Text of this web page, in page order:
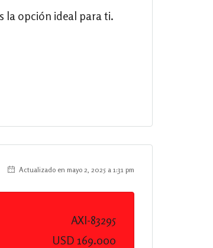
la opción ideal para ti.
Actualizado en mayo 2, 2025 a 1:31 pm
AXI-83295
USD 169.000